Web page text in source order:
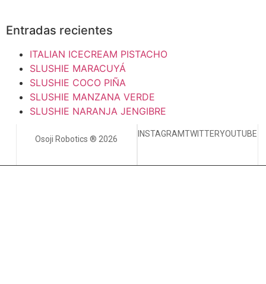
Entradas recientes
ITALIAN ICECREAM PISTACHO
SLUSHIE MARACUYÁ
SLUSHIE COCO PIÑA
SLUSHIE MANZANA VERDE
SLUSHIE NARANJA JENGIBRE
Osoji Robotics ® 2026
INSTAGRAMTWITTERYOUTUBE